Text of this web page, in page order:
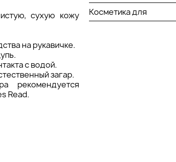
сухую кожу
на рукавичке.
с водой.
загар.
рекомендуется
Read.
Косметика для